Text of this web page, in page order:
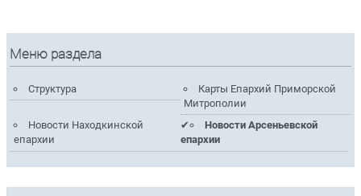
Меню раздела
Структура
Карты Епархий Приморской
Митрополии
Новости Находкинской
епархии
Новости Арсеньевской
епархии